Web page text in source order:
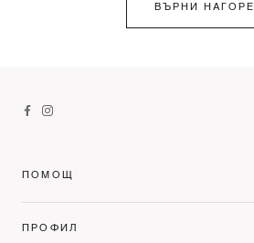
ВЪРНИ НАГОРЕ
ПОМОЩ
ПРОФИЛ